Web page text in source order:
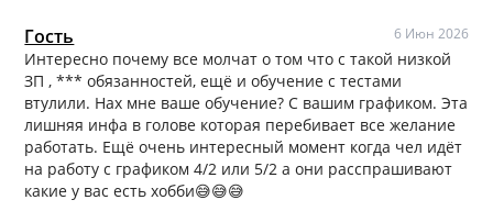
Гость 6 Июн 2026
Интересно почему все молчат о том что с такой низкой
ЗП , *** обязанностей, ещё и обучение с тестами
втулили. Нах мне ваше обучение? С вашим графиком. Эта
лишняя инфа в голове которая перебивает все желание
работать. Ещё очень интересный момент когда чел идёт
на работу с графиком 4/2 или 5/2 а они расспрашивают
какие у вас есть хобби😅😅😅